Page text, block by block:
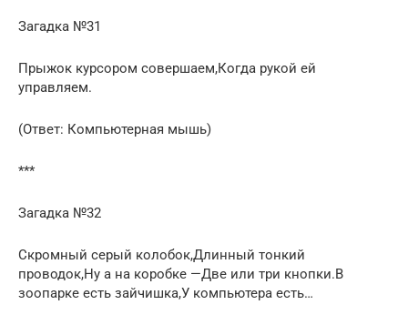
Загадка №31
Прыжок курсором совершаем,Когда рукой ей
управляем.
(Ответ: Компьютерная мышь)
***
Загадка №32
Скромный серый колобок,Длинный тонкий
проводок,Ну а на коробке —Две или три кнопки.В
зоопарке есть зайчишка,У компьютера есть…